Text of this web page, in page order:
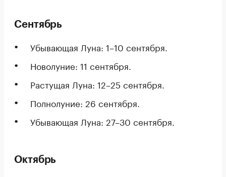
Сентябрь
Убывающая Луна: 1–10 сентября.
Новолуние: 11 сентября.
Растущая Луна: 12–25 сентября.
Полнолуние: 26 сентября.
Убывающая Луна: 27–30 сентября.
Октябрь